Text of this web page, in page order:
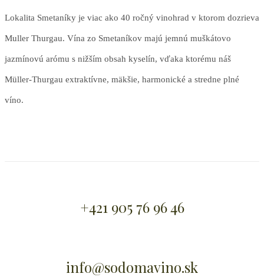
Lokalita Smetaníky je viac ako 40 ročný vinohrad v ktorom dozrieva
Muller Thurgau. Vína zo Smetaníkov majú jemnú muškátovo
jazmínovú arómu s nižším obsah kyselín, vďaka ktorému náš
Müller-Thurgau extraktívne, mäkšie, harmonické a stredne plné
víno.
+421 905 76 96 46
info@sodomavino.sk